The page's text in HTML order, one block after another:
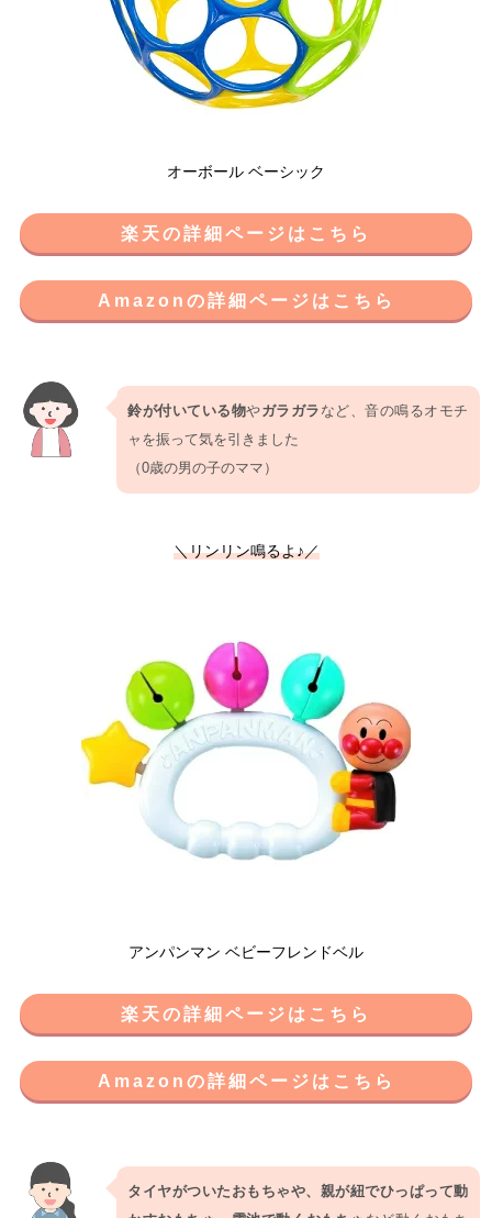
オーボール ベーシック
楽天の詳細ページはこちら
Amazonの詳細ページはこちら
鈴が付いている物やガラガラ など、音の鳴るオモチ
ャを振って気を引きました
（0歳の男の子のママ）
＼リンリン鳴るよ♪／
アンパンマン ベビーフレンドベル
楽天の詳細ページはこちら
Amazonの詳細ページはこちら
タイヤがついたおもちゃや、親が紐でひっぱって動